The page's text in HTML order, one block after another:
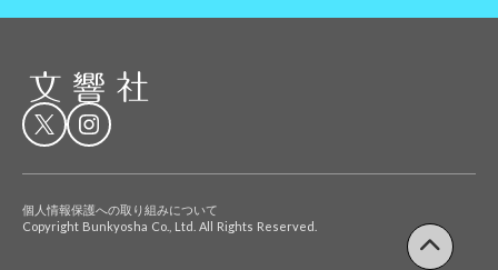
個人情報保護への取り組みについて
Copyright Bunkyosha Co., Ltd. All Rights Reserved.